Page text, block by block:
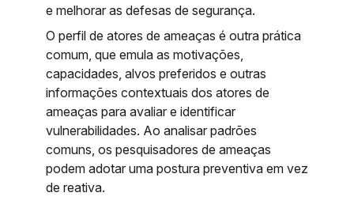
e melhorar as defesas de segurança.
O perfil de atores de ameaças é outra prática
comum, que emula as motivações,
capacidades, alvos preferidos e outras
informações contextuais dos atores de
ameaças para avaliar e identificar
vulnerabilidades. Ao analisar padrões
comuns, os pesquisadores de ameaças
podem adotar uma postura preventiva em vez
de reativa.